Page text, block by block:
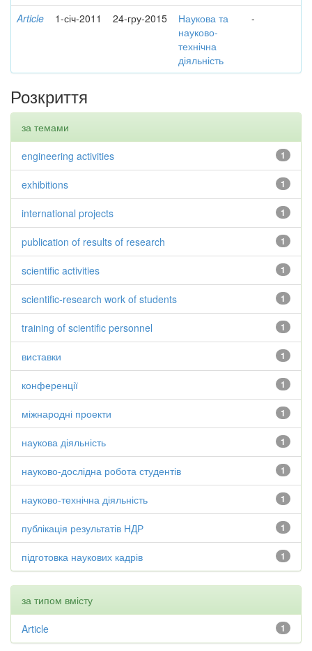
Article 1-січ-2011 24-гру-2015
Наукова та
науково-
технічна
діяльність
-
Розкриття
за темами
1
engineering activities
1
exhibitions
1
international projects
1
publication of results of research
1
scientific activities
1
scientific-research work of students
1
training of scientific personnel
1
виставки
1
конференції
1
міжнародні проекти
1
наукова діяльність
1
науково-дослідна робота студентів
1
науково-технічна діяльність
1
публікація результатів НДР
1
підготовка наукових кадрів
за типом вмісту
1
Article